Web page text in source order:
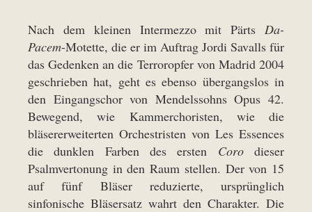
Nach dem kleinen Intermezzo mit Pärts Da-
Pacem-Motette, die er im Auftrag Jordi Savalls für
das Gedenken an die Terroropfer von Madrid 2004
geschrieben hat, geht es ebenso übergangslos in
den Eingangschor von Mendelssohns Opus 42.
Bewegend, wie Kammerchoristen, wie die
bläsererweiterten Orchestristen von Les Essences
die dunklen Farben des ersten Corodieser
Psalmvertonung in den Raum stellen. Der von 15
auf fünf Bläser reduzierte, ursprünglich
sinfonische Bläsersatz wahrt den Charakter. Die